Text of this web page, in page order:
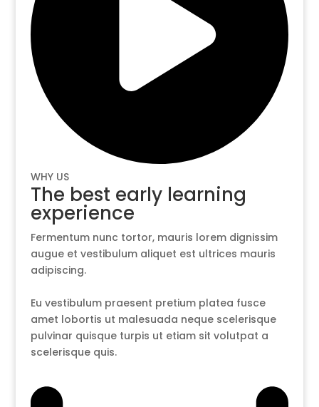
WHY US
The best early learning
experience
Fermentum nunc tortor, mauris lorem dignissim
augue et vestibulum aliquet est ultrices mauris
adipiscing.
Eu vestibulum praesent pretium platea fusce
amet lobortis ut malesuada neque scelerisque
pulvinar quisque turpis ut etiam sit volutpat a
scelerisque quis.